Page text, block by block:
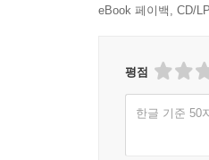
eBook 페이백, CD/
평점
한글 기준 50